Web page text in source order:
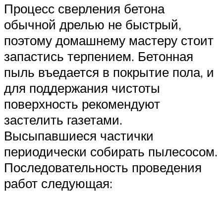
Процесс сверления бетона
обычной дрелью не быстрый,
поэтому домашнему мастеру стоит
запастись терпением. Бетонная
пыль въедается в покрытие пола, и
для поддержания чистоты
поверхность рекомендуют
застелить газетами.
Высыпавшиеся частички
периодически собирать пылесосом.
Последовательность проведения
работ следующая: